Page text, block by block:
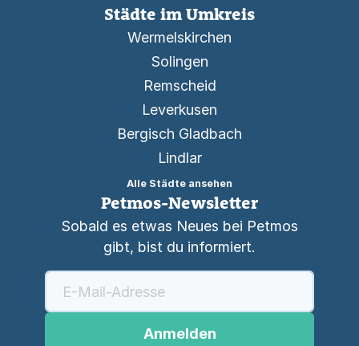
Städte im Umkreis
Wermelskirchen
Solingen
Remscheid
Leverkusen
Bergisch Gladbach
Lindlar
Alle Städte ansehen
Petmos-Newsletter
Sobald es etwas Neues bei Petmos
gibt, bist du informiert.
Anmelden